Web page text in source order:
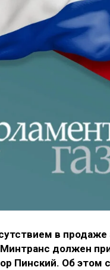
в
должен
Пинский. Об этом